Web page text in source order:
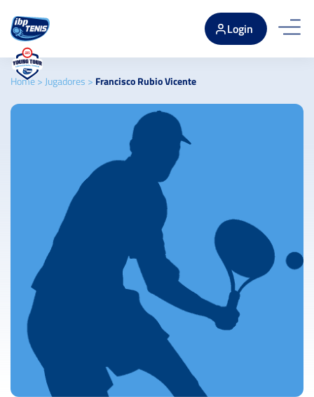
Login
Home> Jugadores > Francisco Rubio Vicente